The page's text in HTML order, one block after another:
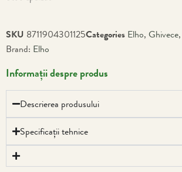
SKU 8711904301125Categories Elho, Ghivece,
Brand: Elho
Informații despre produs
Descrierea produsului
Specificații tehnice